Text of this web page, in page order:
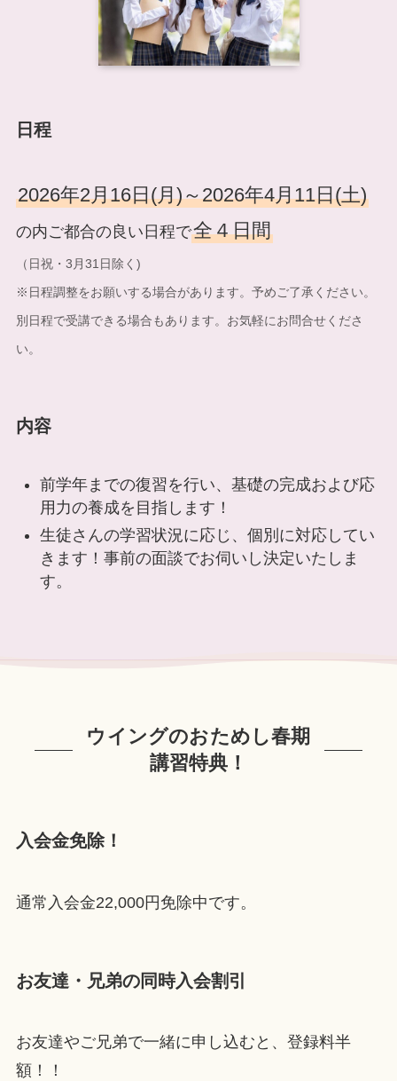
日程
2026年2月16日(月)～2026年4月11日(土)
の内ご都合の良い日程で全４日間
（日祝・3月31日除く)
※日程調整をお願いする場合があります。予めご了承ください。
別日程で受講できる場合もあります。お気軽にお問合せくださ
い。
内容
前学年までの復習を行い、基礎の完成および応
用力の養成を目指します！
生徒さんの学習状況に応じ、個別に対応してい
きます！事前の面談でお伺いし決定いたしま
す。
ウイングのおためし春期
講習特典！
入会金免除！
通常入会金22,000円免除中です。
お友達・兄弟の同時入会割引
お友達やご兄弟で一緒に申し込むと、登録料半
額！！